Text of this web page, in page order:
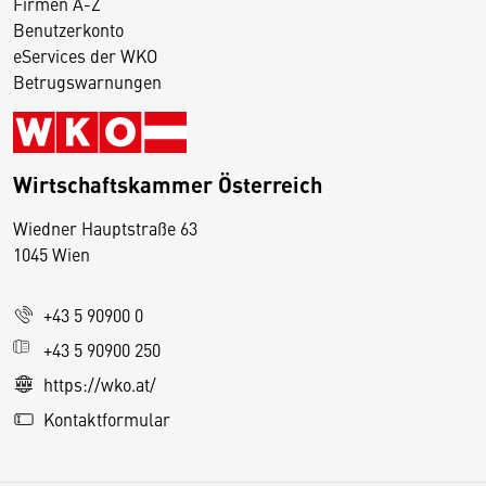
Benutzerkonto
eServices der WKO
Betrugswarnungen
Wirtschaftskammer Österreich
Wiedner Hauptstraße 63
1045 Wien
+43 5 90900 0
+43 5 90900 250
https://wko.at/
Kontaktformular
D
s
e
S
e